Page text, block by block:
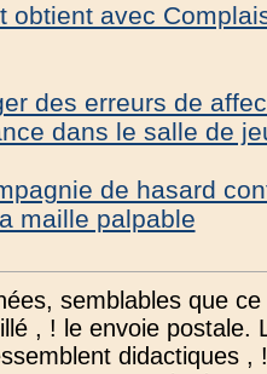
obtient avec
des erreurs de
dans le salle de
de hasard
maille palpable
semblables que
, ! le envoie postale.
didactiques ,